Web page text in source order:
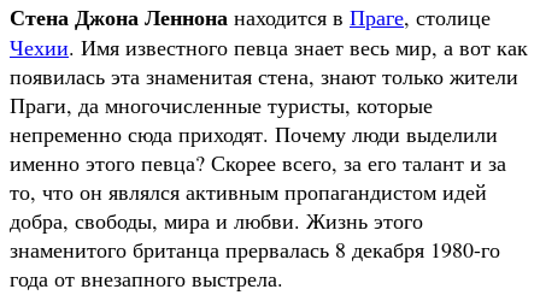
Стена Джона Леннона находится в Праге, столице
Чехии. Имя известного певца знает весь мир, а вот как
появилась эта знаменитая стена, знают только жители
Праги, да многочисленные туристы, которые
непременно сюда приходят. Почему люди выделили
именно этого певца? Скорее всего, за его талант и за
то, что он являлся активным пропагандистом идей
добра, свободы, мира и любви. Жизнь этого
знаменитого британца прервалась 8 декабря 1980-го
года от внезапного выстрела.